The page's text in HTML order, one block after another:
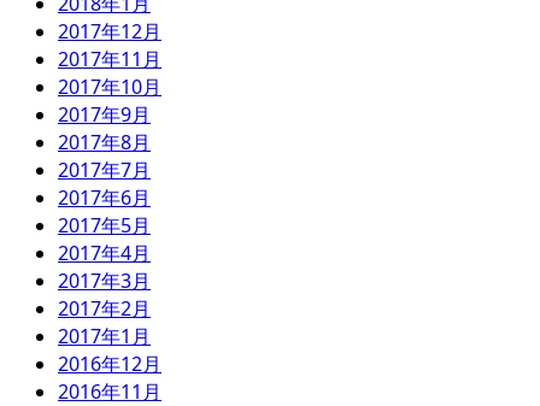
2017年12月
2017年11月
2017年10月
2017年9月
2017年8月
2017年7月
2017年6月
2017年5月
2017年4月
2017年3月
2017年2月
2017年1月
2016年12月
2016年11月